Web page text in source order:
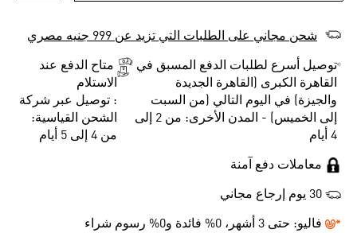
شحن مجاني على الطلبات التي تزيد عن 999 جنيه مصري
توصيل أسرع لطلبات الدفع المسبق في
القاهرة الكبرى (القاهرة الجديدة
والجيزة) في اليوم التالي (من السبت
إلى الخميس) - المدن الأخرى: من 2 إلى
4 أيام
متاح الدفع عند
الاستلام
: توصيل عبر شركة
الشحن القياسية:
من 4 إلى 5 أيام
معاملات دفع آمنة
فاليو: حتى 3 أشهر، 0% فائدة و0% رسوم شراء